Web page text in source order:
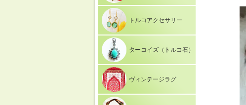
トルコアクセサリー
ターコイズ（トルコ石）
ヴィンテージラグ